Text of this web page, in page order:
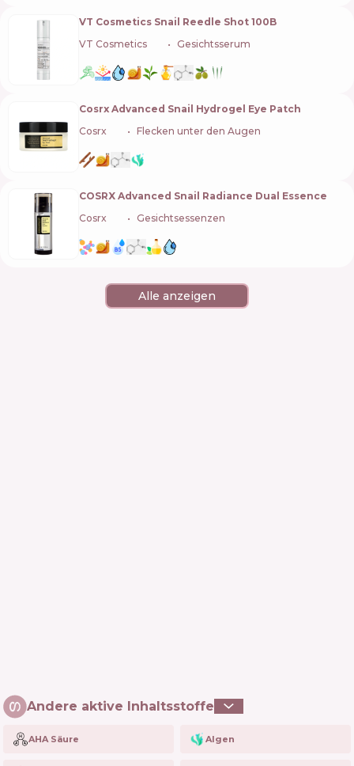
VT Cosmetics Snail Reedle Shot 100B
VT Cosmetics
Gesichtsserum
Cosrx Advanced Snail Hydrogel Eye Patch
Cosrx
Flecken unter den Augen
COSRX Advanced Snail Radiance Dual Essence
Cosrx
Gesichtsessenzen
Alle anzeigen
Andere aktive Inhaltsstoffe
AHA Säure Algen